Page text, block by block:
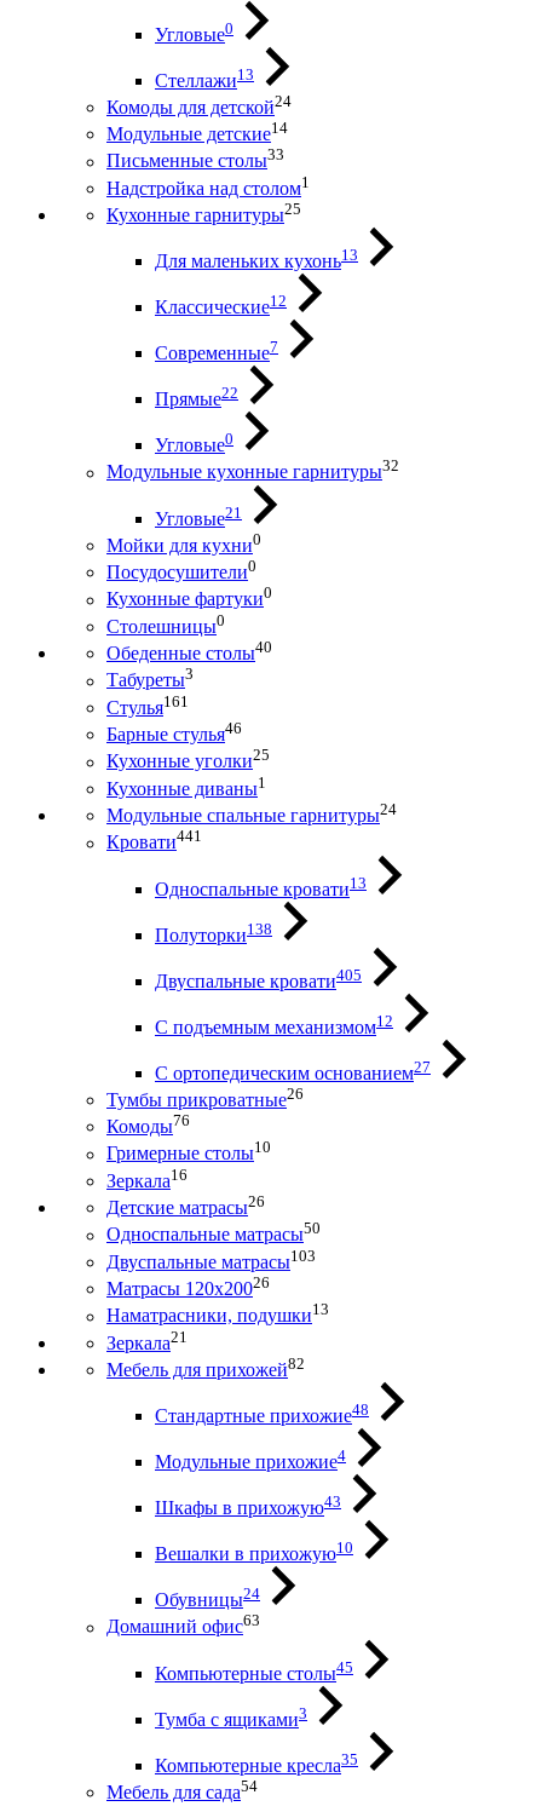
Угловые0
Стеллажи13
Комоды для детской24
Модульные детские14
Письменные столы33
Надстройка над столом1
Кухонные гарнитуры25
Для маленьких кухонь13
Классические12
Современные7
Прямые22
Угловые0
Модульные кухонные гарнитуры32
Угловые21
Мойки для кухни0
Посудосушители0
Кухонные фартуки0
Столешницы0
Обеденные столы40
Табуреты3
Стулья161
Барные стулья46
Кухонные уголки25
Кухонные диваны1
Модульные спальные гарнитуры24
Кровати441
Односпальные кровати13
Полуторки138
Двуспальные кровати405
С подъемным механизмом12
С ортопедическим основанием27
Тумбы прикроватные26
Комоды76
Гримерные столы10
Зеркала16
Детские матрасы26
Односпальные матрасы50
Двуспальные матрасы103
Матрасы 120х20026
Наматрасники, подушки13
Зеркала21
Мебель для прихожей82
Стандартные прихожие48
Модульные прихожие4
Шкафы в прихожую43
Вешалки в прихожую10
Обувницы24
Домашний офис63
Компьютерные столы45
Тумба с ящиками3
Компьютерные кресла35
Мебель для сада54